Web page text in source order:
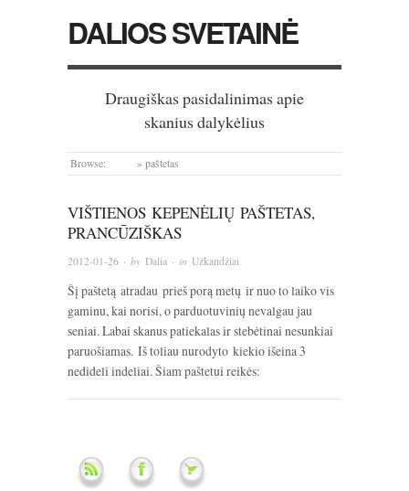
DALIOS SVETAINĖ
Draugiškas pasidalinimas apie
skanius dalykėlius
Browse: » paštetas
VIŠTIENOS KEPENĖLIŲ PAŠTETAS,
PRANCŪZIŠKAS
2012-01-26 · by Dalia · in Užkandžiai
Šį paštetą atradau prieš porą metų ir nuo to laiko vis
gaminu, kai norisi, o parduotuvinių nevalgau jau
seniai. Labai skanus patiekalas ir stebėtinai nesunkiai
paruošiamas. Iš toliau nurodyto kiekio išeina 3
nedideli indeliai. Šiam paštetui reikės: